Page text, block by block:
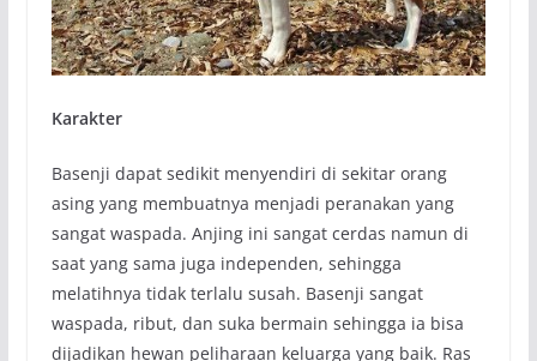
Karakter
Basenji dapat sedikit menyendiri di sekitar orang
asing yang membuatnya menjadi peranakan yang
sangat waspada. Anjing ini sangat cerdas namun di
saat yang sama juga independen, sehingga
melatihnya tidak terlalu susah. Basenji sangat
waspada, ribut, dan suka bermain sehingga ia bisa
dijadikan hewan peliharaan keluarga yang baik. Ras